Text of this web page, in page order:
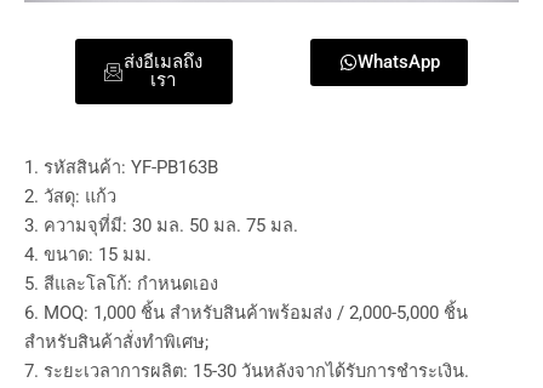
ส่งอีเมลถึง
เรา
WhatsApp
1. รหัสสินค้า: YF-PB163B
2. วัสดุ: แก้ว
3. ความจุที่มี: 30 มล. 50 มล. 75 มล.
4. ขนาด: 15 มม.
5. สีและโลโก้: กำหนดเอง
6. MOQ: 1,000 ชิ้น สำหรับสินค้าพร้อมส่ง / 2,000-5,000 ชิ้น
สำหรับสินค้าสั่งทำพิเศษ;
7. ระยะเวลาการผลิต: 15-30 วันหลังจากได้รับการชำระเงิน.